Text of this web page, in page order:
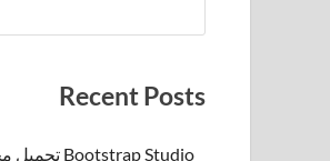
Recent Posts
Bootstrap Studio تحميل مجاني